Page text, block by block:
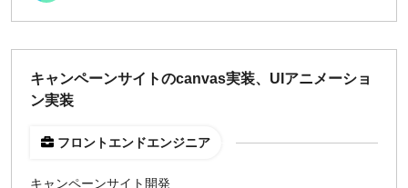
キャンペーンサイトのcanvas実装、UIアニメーショ
ン実装
フロントエンドエンジニア
キャンペーンサイト開発